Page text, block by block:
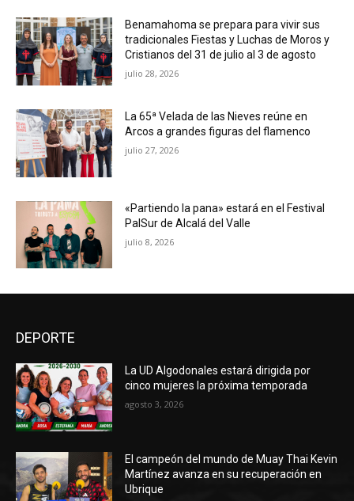
Benamahoma se prepara para vivir sus
tradicionales Fiestas y Luchas de Moros y
Cristianos del 31 de julio al 3 de agosto
julio 28, 2026
La 65ª Velada de las Nieves reúne en
Arcos a grandes figuras del flamenco
julio 27, 2026
«Partiendo la pana» estará en el Festival
PalSur de Alcalá del Valle
julio 8, 2026
DEPORTE
La UD Algodonales estará dirigida por
cinco mujeres la próxima temporada
agosto 3, 2026
El campeón del mundo de Muay Thai Kevin
Martínez avanza en su recuperación en
Ubrique